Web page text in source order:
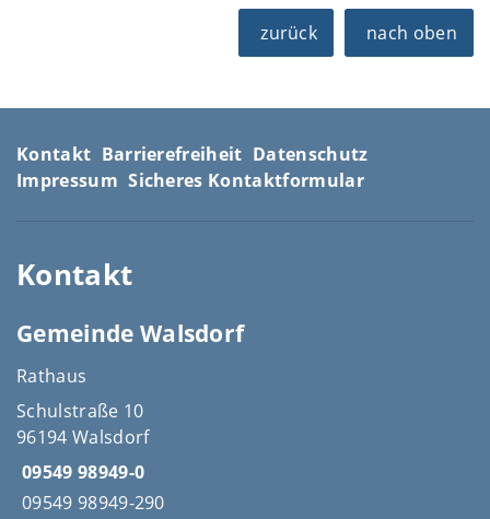
zurück nach oben
Kontakt Barrierefreiheit Datenschutz
Impressum Sicheres Kontaktformular
Kontakt
Gemeinde Walsdorf
Rathaus
Schulstraße 10
96194 Walsdorf
09549 98949-0
09549 98949-290